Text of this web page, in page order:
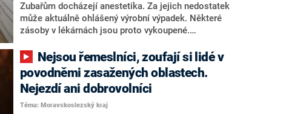
Zubařům docházejí anestetika. Za jejich nedostatek
může aktuálně ohlášený výrobní výpadek. Některé
zásoby v lékárnách jsou proto vykoupené.
dvouměsíční zásoby. Prezident České stomatologické
komory Roman Šmucler žádá zubaře, aby se zbytečně
nezásobovali velkým množstvím.
povodněmi zasažených oblastech.
Nejezdí ani dobrovolníci
Téma: Moravskoslezský kraj